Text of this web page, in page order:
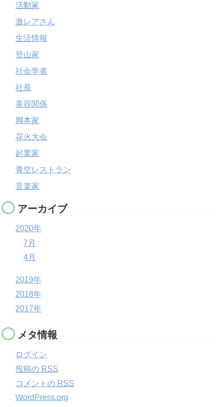
活動家
激レアさん
生活情報
登山家
社会学者
社長
美容関係
脚本家
花火大会
起業家
青空レストラン
音楽家
アーカイブ
2020年
7月
4月
2019年
2018年
2017年
メタ情報
ログイン
投稿の RSS
コメントの RSS
WordPress.org